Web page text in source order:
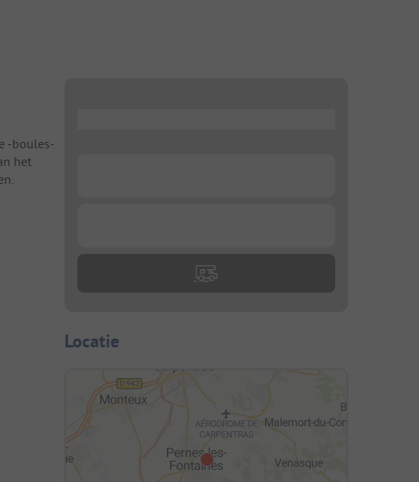
-boules-
het
Locatie